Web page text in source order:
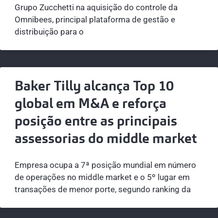
Grupo Zucchetti na aquisição do controle da
Omnibees, principal plataforma de gestão e
distribuição para o
Baker Tilly alcança Top 10
global em M&A e reforça
posição entre as principais
assessorias do middle market
Empresa ocupa a 7ª posição mundial em número
de operações no middle market e o 5º lugar em
transações de menor porte, segundo ranking da